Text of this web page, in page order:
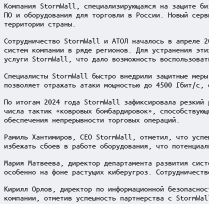
Компания StormWall, специализирующаяся на защите
ПО и оборудования для торговли в России. Новый
территории страны.
Сотрудничество StormWall и АТОЛ началось в апреле
систем компании в ряде регионов. Для устранения
услуги StormWall, что дало возможность
Специалисты StormWall быстро внедрили защитные
позволяет отражать атаки мощностью до 4500 Гбит/с,
По итогам 2024 года StormWall зафиксировала
числа тактик «ковровых бомбардировок»,
обеспечения непрерывности торговых операций.
Рамиль Хантимиров, CEO StormWall, отметил, что
избежать сбоев в работе оборудования, что
Мария Матвеева, директор департамента развития
особенно на фоне растущих киберугроз.
Кирилл Орлов, директор по информационной
компании, отметив успешность партнерства с